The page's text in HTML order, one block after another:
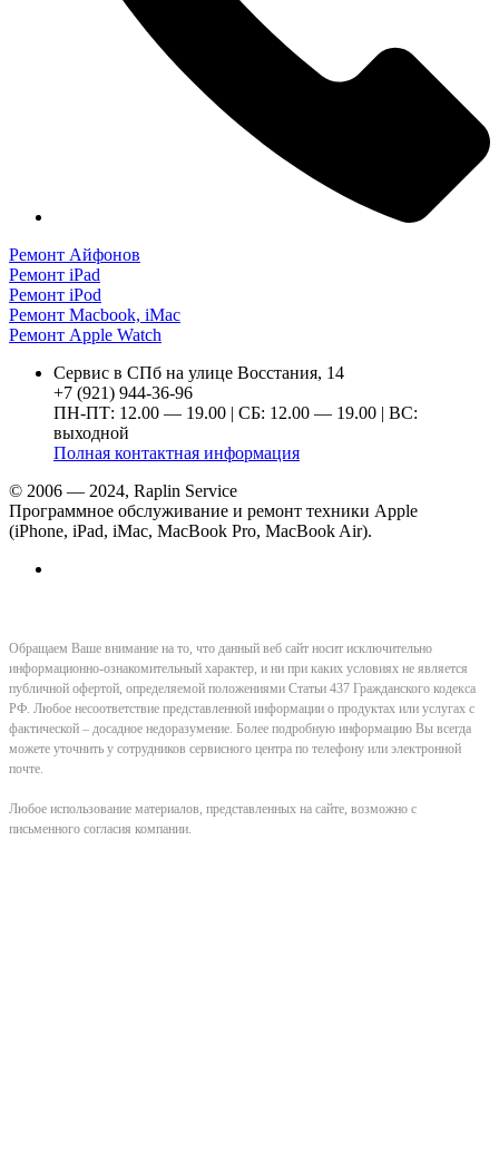
Ремонт Айфонов
Ремонт iPad
Ремонт iPod
Ремонт Macbook, iMac
Ремонт Apple Watch
Сервис в СПб на улице Восстания, 14
+7 (921) 944-36-96
ПН-ПТ: 12.00 — 19.00 | СБ: 12.00 — 19.00 | ВС:
выходной
Полная контактная информация
© 2006 — 2024, Raplin Service
Программное обслуживание и ремонт техники Apple
(iPhone, iPad, iMac, MacBook Pro, MacBook Air).
Обращаем Ваше внимание на то, что данный веб сайт носит исключительно
информационно-ознакомительный характер, и ни при каких условиях не является
публичной офертой, определяемой положениями Статьи 437 Гражданского кодекса
РФ. Любое несоответствие представленной информации о продуктах или услугах с
фактической – досадное недоразумение. Более подробную информацию Вы всегда
можете уточнить у сотрудников сервисного центра по телефону или электронной
почте.
Любое использование материалов, представленных на сайте, возможно с
письменного согласия компании.